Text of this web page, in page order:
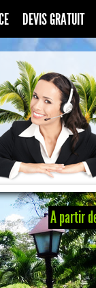
DEVIS GRATUIT
A partir